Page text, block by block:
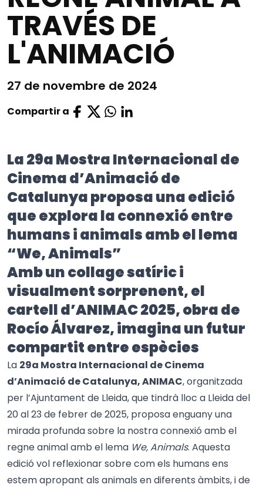
TRAVÉS DE
L'ANIMACIÓ
27 de novembre de 2024
Compartir a
La 29a Mostra Internacional de
Cinema d’Animació de
Catalunya proposa una edició
que explora la connexió entre
humans i animals amb el lema
“We, Animals”
Amb un collage satíric i
visualment sorprenent, el
cartell d’ANIMAC 2025, obra de
Rocío Álvarez, imagina un futur
compartit entre espècies
La 29a Mostra Internacional de Cinema
d’Animació de Catalunya, ANIMAC, organitzada
per l’Ajuntament de Lleida, que tindrà lloc a Lleida del
20 al 23 de febrer de 2025, proposa enguany una
mirada profunda sobre la nostra connexió amb el
regne animal amb el lema We, Animals. Aquesta
edició vol reflexionar sobre com els humans ens
estem apropant als animals en diferents àmbits, i de